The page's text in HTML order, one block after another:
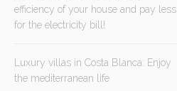
efficiency of your house and pay less
for the electricity bill!
Luxury villas in Costa Blanca: Enjoy
the mediterranean life